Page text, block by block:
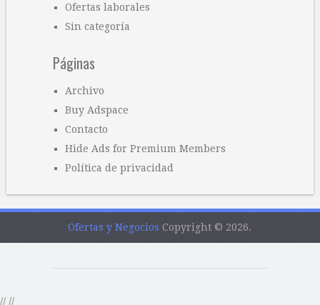
Ofertas laborales
Sin categoría
Páginas
Archivo
Buy Adspace
Contacto
Hide Ads for Premium Members
Política de privacidad
Ofertas y Negocios Copyright © 2026.
// //